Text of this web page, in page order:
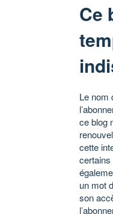
Ce
Le nom
ce blog
cette
certains
un mot
son